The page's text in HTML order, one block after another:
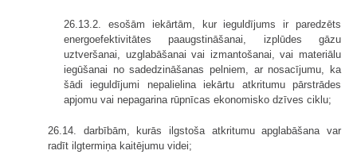
26.13.2. esošām iekārtām, kur ieguldījums ir paredzēts
energoefektivitātes paaugstināšanai, izplūdes gāzu
uztveršanai, uzglabāšanai vai izmantošanai, vai materiālu
iegūšanai no sadedzināšanas pelniem, ar nosacījumu, ka
šādi ieguldījumi nepalielina iekārtu atkritumu pārstrādes
apjomu vai nepagarina rūpnīcas ekonomisko dzīves ciklu;
26.14. darbībām, kurās ilgstoša atkritumu apglabāšana var
radīt ilgtermiņa kaitējumu videi;